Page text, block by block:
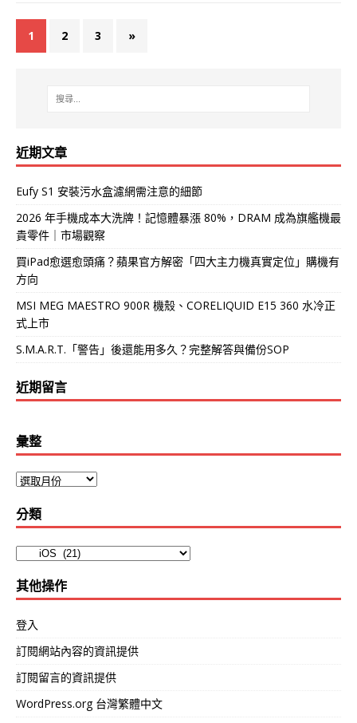
1 2 3 »
近期文章
Eufy S1 安裝污水盒濾網需注意的細節
2026 年手機成本大洗牌！記憶體暴漲 80%，DRAM 成為旗艦機最
貴零件｜市場觀察
買iPad愈選愈頭痛？蘋果官方解密「四大主力機真實定位」購機有
方向
MSI MEG MAESTRO 900R 機殼、CORELIQUID E15 360 水冷正
式上市
S.M.A.R.T.「警告」後還能用多久？完整解答與備份SOP
近期留言
彙整
分類
其他操作
登入
訂閱網站內容的資訊提供
訂閱留言的資訊提供
WordPress.org 台灣繁體中文